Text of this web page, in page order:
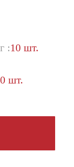
:10 шт.
шт.